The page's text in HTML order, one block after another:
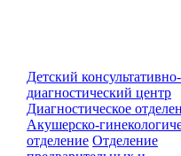
Детский консультативно-
диагностический центр
Диагностическое
Акушерско-
отделение Отделение